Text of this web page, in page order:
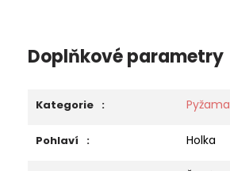
Doplňkové parametry
Kategorie : Pyžama
Pohlaví : Holka